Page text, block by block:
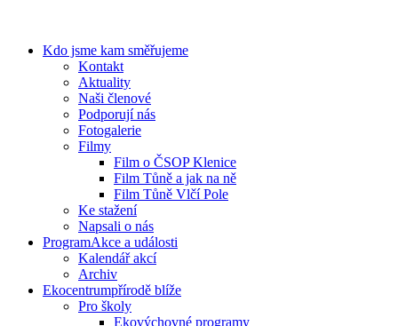
Kdo jsme kam směřujeme
Kontakt
Aktuality
Naši členové
Podporují nás
Fotogalerie
Filmy
Film o ČSOP Klenice
Film Tůně a jak na ně
Film Tůně Vlčí Pole
Ke stažení
Napsali o nás
ProgramAkce a události
Kalendář akcí
Archiv
Ekocentrumpřírodě blíže
Pro školy
Ekovýchovné programy